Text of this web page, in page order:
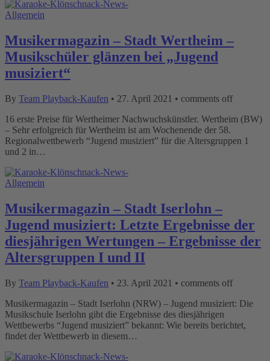
Allgemein
Musikermagazin – Stadt Wertheim –
Musikschüler glänzen bei „Jugend
musiziert“
By Team Playback-Kaufen • 27. April 2021 • comments off
16 erste Preise für Wertheimer Nachwuchskünstler. Wertheim (BW)
– Sehr erfolgreich für Wertheim ist am Wochenende der 58.
Regionalwettbewerb “Jugend musiziert” für die Altersgruppen 1
und 2 in…
Allgemein
Musikermagazin – Stadt Iserlohn –
Jugend musiziert: Letzte Ergebnisse der
diesjährigen Wertungen – Ergebnisse der
Altersgruppen I und II
By Team Playback-Kaufen • 23. April 2021 • comments off
Musikermagazin – Stadt Iserlohn (NRW) – Jugend musiziert: Die
Musikschule Iserlohn gibt die Ergebnisse des diesjährigen
Wettbewerbs “Jugend musiziert” bekannt: Wie bereits berichtet,
findet der Wettbewerb in diesem…